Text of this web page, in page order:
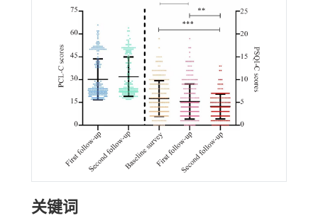
关键词